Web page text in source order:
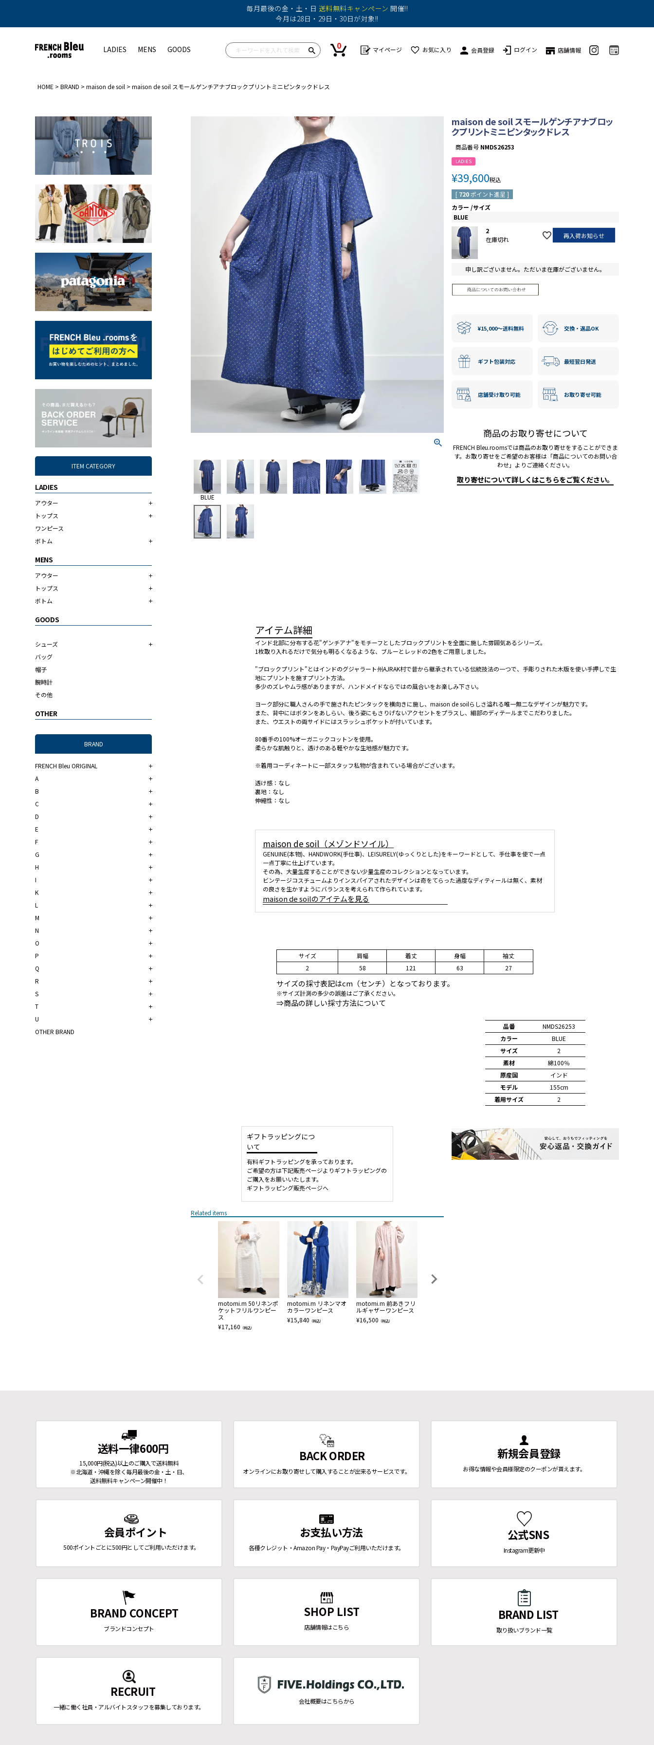
毎月最後の金・土・日 送料無料キャンペーン 開催!!
今月は28日・29日・30日が対象!!
LADIES
アウター
ジャケット
ベスト
その他
トップス ワンピース ボトム
ショートパンツ
パンツ
その他
MENS
アウター トップス ボトム
パンツ
GOODS
シューズ
バッグ
0 マイページ お気に入り 会員登録 ログイン 店舗情報
HOME BRAND maison de soil maison de soil スモールゲンチアナブロックプリントミニピンタックドレス
ITEM CATEGORY
LADIES
アウター
トップス
ワンピース
ボトム
MENS
アウター
トップス
ボトム
GOODS
シューズ
バッグ
帽子
腕時計
その他
OTHER
BRAND
FRENCH Bleu ORIGINAL
A
B
C
D
E
F
G
H
I
K
L
M
N
O
P
Q
R
S
T
U
OTHER BRAND
BLUE
maison de soil スモールゲンチアナブロッ
クプリントミニピンタックドレス
商品番号 NMDS26253
LADIES
¥39,600税込
[ 720ポイント進呈 ]
カラー サイズ
BLUE
2
在庫切れ
再入荷お知らせ
申し訳ございません。ただいま在庫がございません。
¥15,000〜送料無料 交換・返品OK
ギフト包装対応 最短翌日発送
店舗受け取り可能 お取り寄せ可能
商品のお取り寄せについて
FRENCH Bleu.roomsでは商品のお取り寄せをすることができま
す。お取り寄せをご希望のお客様は「商品についてのお問い合
わせ」よりご連絡ください。
取り寄せについて詳しくはこちらをご覧ください。
アイテム詳細
インド北部に分布する花"ゲンチアナ"をモチーフとしたブロックプリントを全面に施した雰囲気あるシリーズ。
1枚取り入れるだけで気分も明るくなるような、ブルーとレッドの2色をご用意しました。
"ブロックプリント"とはインドのグジャラート州AJRAK村で昔から継承されている伝統技法の一つで、手彫りされた木版を使い手押しで生
地にプリントを施すプリント方法。
多少のズレやムラ感がありますが、ハンドメイドならではの風合いをお楽しみ下さい。
ヨーク部分に職人さんの手で施されたピンタックを横向きに施し、maison de soilらしさ溢れる唯一無二なデザインが魅力です。
また、背中にはボタンをあしらい、後ろ姿にもさりげないアクセントをプラスし、細部のディテールまでこだわりました。
また、ウエストの両サイドにはスラッシュポケットが付いています。
80番手の100%オーガニックコットンを使用。
柔らかな肌触りと、透けのある軽やかな生地感が魅力です。
※着用コーディネートに一部スタッフ私物が含まれている場合がございます。
透け感：なし
裏地：なし
伸縮性：なし
maison de soil（メゾンドソイル）
GENUINE(本物)、HANDWORK(手仕事)、LEISURELY(ゆっくりとした)をキーワードとして、手仕事を使で一点
一点丁寧に仕上げています。
その為、大量生産することができない少量生産のコレクションとなっています。
ビンテージコスチュームよりインスパイアされたデザインは奇をてらった過度なディティールは無く、素材
の良さを生かすようにバランスを考えられて作られています。
maison de soilのアイテムを見る
サイズ 肩幅 着丈 身幅
袖丈
2
58 121 63 27
サイズの採寸表記はcm（センチ）となっております。
※サイズ計測の多少の誤差はご了承ください。
⇒商品の詳しい採寸方法について
品番
NMDS26253
カラー
BLUE
サイズ
2
素材
綿100％
原産国
インド
モデル
155cm
着用サイズ
2
ギフトラッピングにつ
いて
有料ギフトラッピングを承っております。
ご希望の方は下記販売ページよりギフトラッピングの
ご購入をお願いいたします。
ギフトラッピング販売ページへ
Related items
motomi.m 50リネンポ
ケットフリルワンピー
ス
¥17,160 （税込）
motomi.m リネンマオ
カラーワンピース
¥15,840 （税込）
motomi.m 前あきフリ
ルギャザーワンピース
¥16,500 （税込）
送料一律600円
15,000円(税込)以上のご購入で送料無料
※北海道・沖縄を除く毎月最後の金・土・日、
送料無料キャンペーン開催中！
BACK ORDER
オンラインにお取り寄せして購入することが出来るサービスです。
新規会員登録
お得な情報や会員様限定のクーポンが貰えます。
会員ポイント
500ポイントごとに500円としてご利用いただけます。
お支払い方法
各種クレジット・Amazon Pay・PayPayご利用いただけます。
公式SNS
Instagram更新中
BRAND CONCEPT
ブランドコンセプト
SHOP LIST
店舗情報はこちら
BRAND LIST
取り扱いブランド一覧
RECRUIT
一緒に働く社員・アルバイトスタッフを募集しております。
会社概要はこちらから